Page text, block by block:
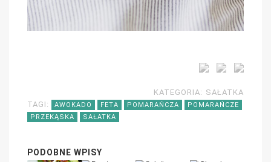
SAŁATKA
KATEGORIA:
TAGI:
AWOKADO FETA POMARAŃCZA
POMARAŃCZE
PRZEKĄSKA
SAŁATKA
PODOBNE WPISY